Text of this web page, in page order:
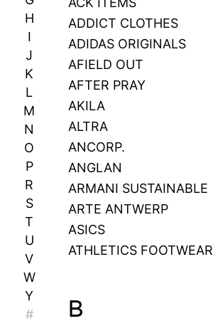
H
I
J
K
L
M
N
O
P
R
S
T
U
V
W
Y
#
ADDICT CLOTHES
ADIDAS ORIGINALS
AFIELD OUT
AFTER PRAY
AKILA
ALTRA
ANCORP.
ANGLAN
ARMANI SUSTAINABLE
ARTE ANTWERP
ASICS
ATHLETICS FOOTWEAR
B